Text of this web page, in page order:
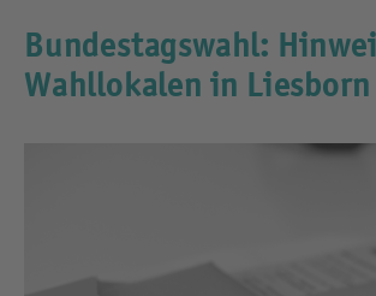
Bundestagswahl:
Wahllokalen in Liesborn